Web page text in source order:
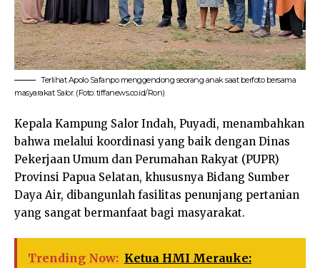
Terlihat Apolo Safanpo menggendong seorang anak saat berfoto bersama
masyarakat Salor. (Foto: tiffanews.co.id/Ron)
Kepala Kampung Salor Indah, Puyadi, menambahkan
bahwa melalui koordinasi yang baik dengan Dinas
Pekerjaan Umum dan Perumahan Rakyat (PUPR)
Provinsi Papua Selatan, khususnya Bidang Sumber
Daya Air, dibangunlah fasilitas penunjang pertanian
yang sangat bermanfaat bagi masyarakat.
Trending Now: Ketua HMI Merauke: